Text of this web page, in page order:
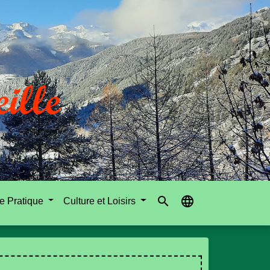
Pratique Culture et Loisirs search language